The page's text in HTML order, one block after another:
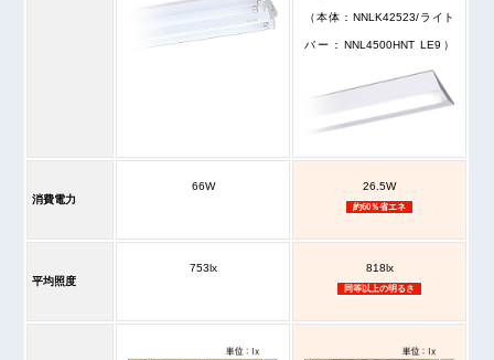
（本体：NNLK42523/ライト
バー：NNL4500HNT LE9）
消費電力
66W 26.5W
約60％省エネ
平均照度
753lx 818lx
同等以上の明るさ